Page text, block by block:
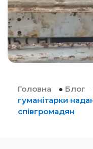
Головна ● Блог
гуманітарки
співгромадян